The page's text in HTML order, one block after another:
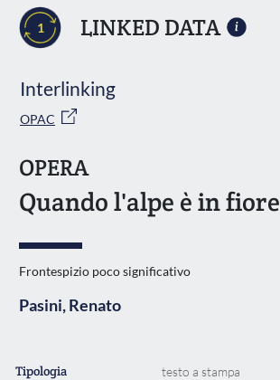
1 LINKED DATA
Interlinking
OPAC
OPERA
Quando l'alpe è in fiore
Frontespizio poco significativo
Pasini, Renato
Tipologia testo a stampa